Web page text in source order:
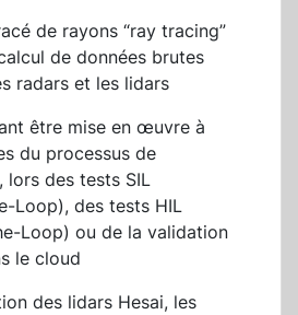
de rayons “ray tracing”
de données brutes
radars et les lidars
être mise en œuvre à
du processus de
lors des tests SIL
Loop), des tests HIL
Loop) ou de la validation
le cloud
des lidars Hesai, les